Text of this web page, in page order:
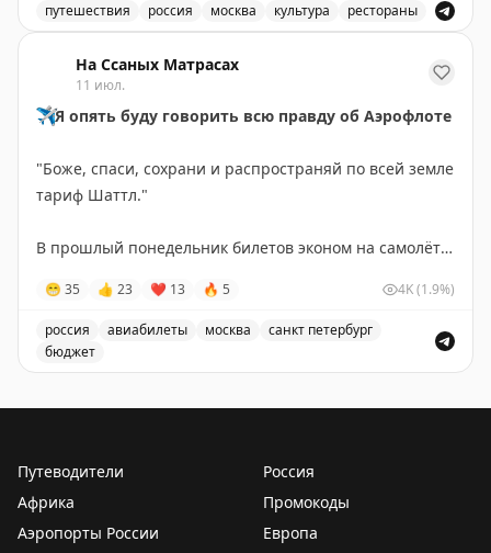
путешествия россия москва культура рестораны
На Ссаных Матрасах
11 июл.
✈️Я опять буду говорить всю правду об Аэрофлоте
"Боже, спаси, сохрани и распространяй по всей земле
тариф Шаттл."
В прошлый понедельник билетов эконом на самолёте
Тошнит, когда слышу "от слова совсем" — совсем уже
и слово, и усиление само по себе. Не надо усиливать
усиление.
Во вторник утренние и дневные рейсы появились, но
Я же купил самый дешёвый рейс по тарифу Шаттл за
5600₽ — как обычно, самый поздний. А утром в день
вылета через чат-бот поменял БЕСПЛАТНО на
😁 35 👍 23 ❤ 13 🔥 5 4K(1.9%)
россия авиабилеты москва
санкт петербург
бюджет
Путеводители
Россия
Африка
Промокоды
Аэропорты России
Европа